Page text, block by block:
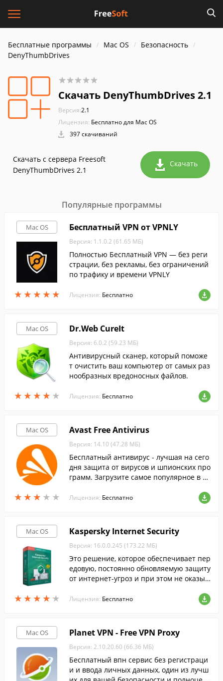
Бесплатные программы Mac OS
Безопасность
DenyThumbDrives
Скачать DenyThumbDrives 2.1
Версия:2.1
Лицензия: Бесплатно для Mac OS
397 скачиваний
Скачать с сервера Freesoft
DenyThumbDrives 2.1
Скачать
Популярные программы
Mac OS
★ ★ ★ ★ ★
★ ★ ★ ★ ★
Бесплатный VPN от VPNLY
Версия: 1.1.0.2 (61.65 МБ)
Полностью Бесплатный VPN — без реги
страции, без рекламы, без ограничений
по трафику и времени VPNLY
Лицензия: Бесплатно
Mac OS
★ ★ ★ ★ ★
★ ★ ★ ★ ★
Dr.Web CureIt
Версия: 6.0.2 (59.23 МБ)
Антивирусный сканер, который поможе
т очистить ваш компьютер от самых раз
нообразных вредоносных файлов.
Лицензия: Бесплатно
Mac OS
★ ★ ★ ★ ★
★ ★ ★ ★ ★
Avast Free Antivirus
Версия: 14.10 (47.28 МБ)
Бесплатный антивирус - лучшая на сего
дня защита от вирусов и шпионских про
грамм. Загрузите самое популярное в м
чение совершенно бесплатно.
Лицензия: Бесплатно
Mac OS
★ ★ ★ ★ ★
★ ★ ★ ★ ★
Kaspersky Internet Security
Версия: 16.0.0.245 (173.22 МБ)
Это решение, которое обеспечивает пер
едовую, постоянно обновляемую защиту
от интернет-угроз и при этом не оказыв
ьность вашего компьютера.
Лицензия: Бесплатно
Mac OS Planet VPN - Free VPN Proxy
Версия: 2.10.20.60 (66.36 МБ)
Бесплатный впн сервис без регистраци
и и ввода личных данных, один из лучш